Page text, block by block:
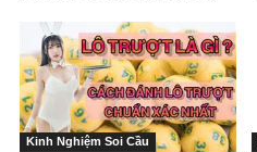
Kinh Nghiệm Soi Cầu